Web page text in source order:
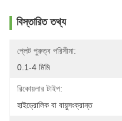
বিস্তারিত তথ্য
প্লেট পুরুত্ব পরিসীমা:
0.1-4 মিমি
রিকোয়লার টাইপ:
হাইড্রোলিক বা বায়ুসংক্রান্ত